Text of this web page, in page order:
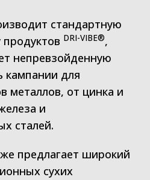
стандартную
продуктов DRI-VIBE®,
непревзойденную
кампании для
металлов, от цинка и
и
сталей.
предлагает широкий
сухих